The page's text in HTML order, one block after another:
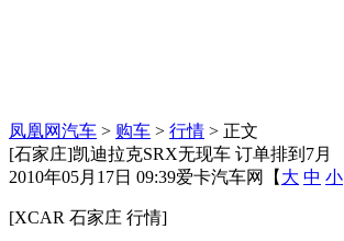
凤凰网汽车 > 购车 > 行情 > 正文
[石家庄]凯迪拉克SRX无现车 订单排到7月
2010年05月17日 09:39爱卡汽车网 【 大 中 小
[XCAR 石家庄 行情]